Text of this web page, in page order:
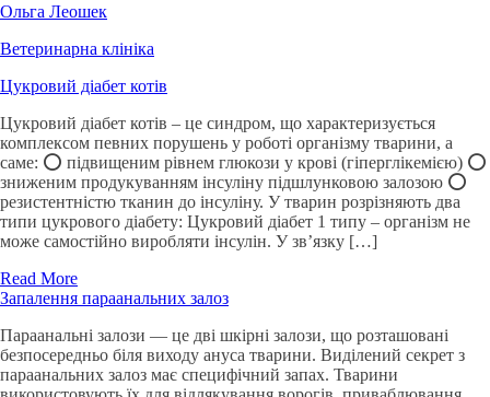
Ольга Леошек
Ветеринарна клініка
Цукровий діабет котів
Цукровий діабет котів – це синдром, що характеризується
комплексом певних порушень у роботі організму тварини, а
саме: ⭕️ підвищеним рівнем глюкози у крові (гіперглікемією) ⭕️
зниженим продукуванням інсуліну підшлунковою залозою ⭕️
резистентністю тканин до інсуліну. У тварин розрізняють два
типи цукрового діабету: Цукровий діабет 1 типу – організм не
може самостійно виробляти інсулін. У зв’язку […]
Read More
Запалення параанальних залоз
Параанальні залози — це дві шкірні залози, що розташовані
безпосередньо біля виходу ануса тварини. Виділений секрет з
параанальних залоз має специфічний запах. Тварини